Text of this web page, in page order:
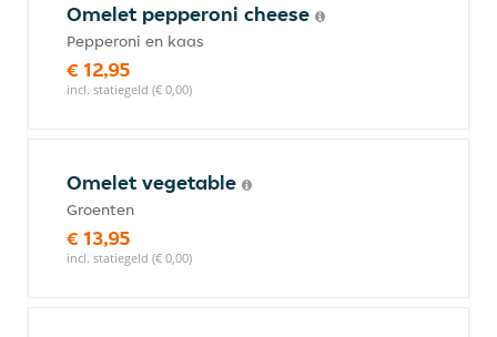
Omelet pepperoni cheese
Pepperoni en kaas
€ 12,95
incl. statiegeld (€ 0,00)
Omelet vegetable
Groenten
€ 13,95
incl. statiegeld (€ 0,00)